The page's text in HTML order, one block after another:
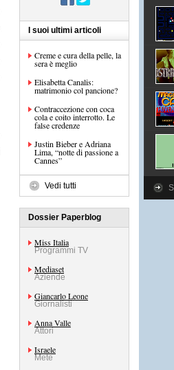
I suoi ultimi articoli
Creme e cura della pelle, la
sera è meglio
Elisabetta Canalis:
matrimonio col pancione?
Contraccezione con coca
cola e coito interrotto. Le
false credenze
Justin Bieber e Adriana
Lima, “notte di passione a
Cannes”
Vedi tutti
Dossier Paperblog
Miss Italia
Programmi TV
Mediaset
Aziende
Giancarlo Leone
Giornalisti
Anna Valle
Attori
Israele
Mete